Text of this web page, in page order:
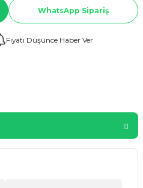
WhatsApp Sipariş
Fiyatı Düşünce Haber Ver